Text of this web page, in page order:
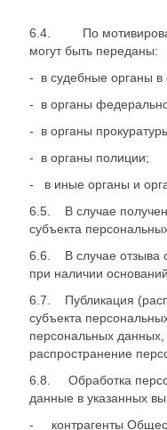
6.4. По
могут быть переданы:
- в судебные органы в
- в органы
- в органы
- в органы полиции;
- в иные органы и
6.5. В случае
субъекта
6.6. В случае отзыва
при наличии
6.7. Публикация
субъекта
персональных
распространение
6.8. Обработка
данные в указанных
- контрагенты